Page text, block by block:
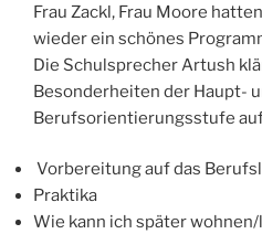
Frau Zackl, Frau Moore
wieder ein schönes
Die Schulsprecher Artush
Besonderheiten der Haupt-
Berufsorientierungsstufe
Vorbereitung auf das
Praktika
Wie kann ich später